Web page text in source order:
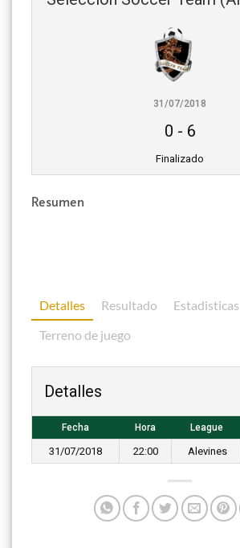
31/07/2018
0 - 6
Finalizado
Resumen
Detalles Resultado
Estadisticas
Terreno de juego
Detalles
Fecha Hora League
31/07/2018 22:00 Alevines